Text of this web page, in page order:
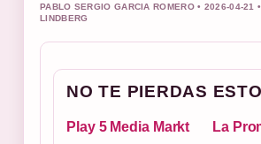
PABLO SERGIO GARCIA ROMERO • 2026-04-21
LINDBERG
NO TE PIERDAS
Play 5 Media Markt La